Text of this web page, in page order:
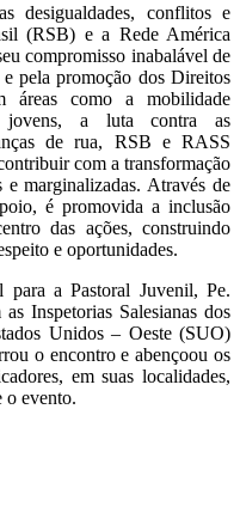
desigualdades, conflitos e
(RSB) e a Rede América
compromisso inabalável de
pela promoção dos Direitos
áreas como a mobilidade
jovens, a luta contra as
de rua, RSB e RASS
com a transformação
e marginalizadas. Através de
é promovida a inclusão
das ações, construindo
e oportunidades.
para a Pastoral Juvenil, Pe.
Inspetorias Salesianas dos
Unidos – Oeste (SUO)
o encontro e abençoou os
em suas localidades,
o evento.